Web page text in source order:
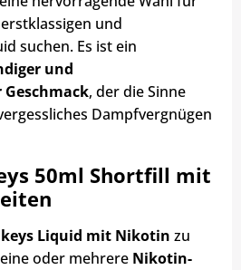
und
suchen. Es ist ein
und
, der die Sinne
Dampfvergnügen
50ml Shortfill mit
Liquid mit Nikotin zu
oder mehrere Nikotin-